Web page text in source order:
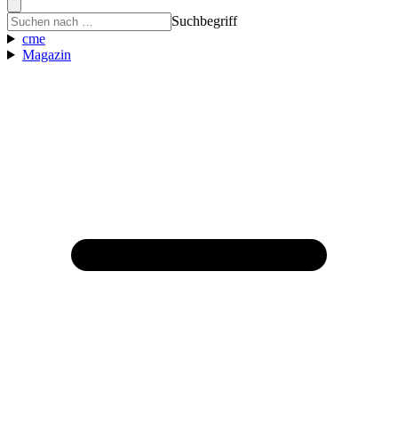
Suchbegriff
cme
Magazin